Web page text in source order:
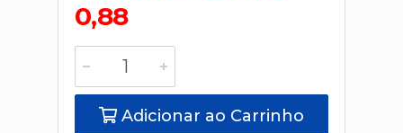
0,88
Adicionar ao Carrinho